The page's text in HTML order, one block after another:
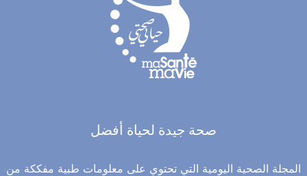
صحة جيدة لحياة أفضل
المجلة الصحية اليومية التي تحتوي على معلومات طبية مفككة من